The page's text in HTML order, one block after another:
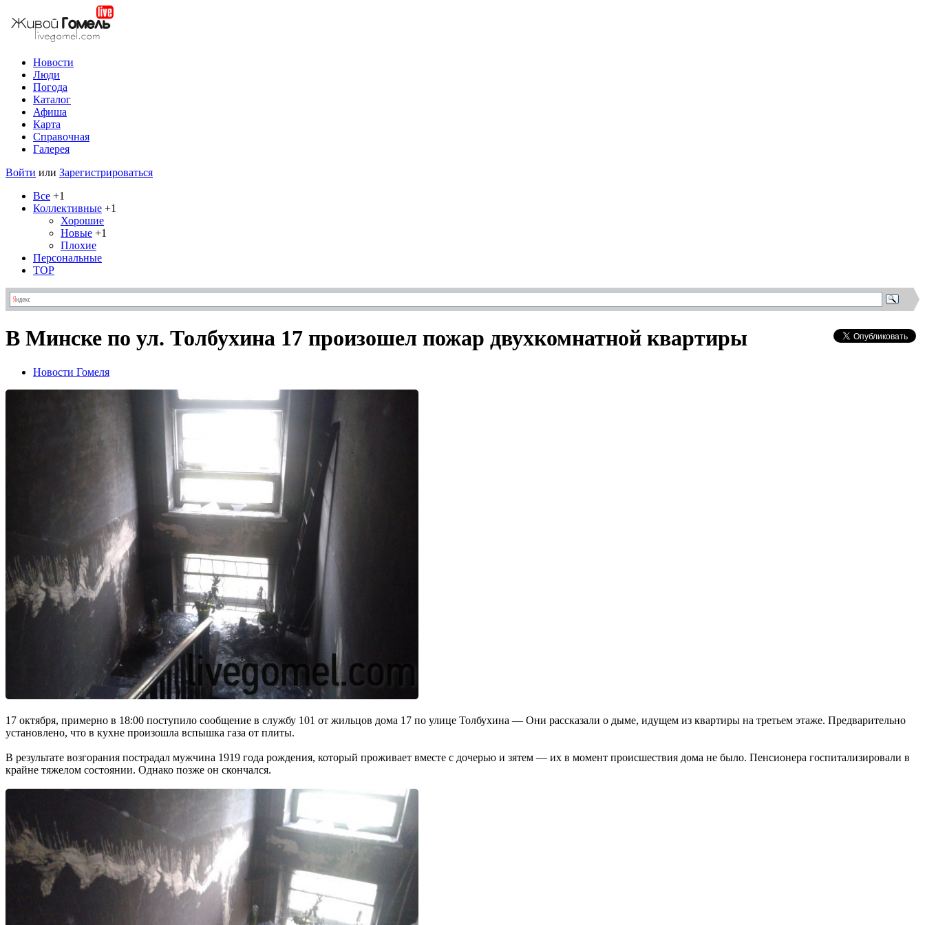
Новости
Люди
Погода
Каталог
Афиша
Карта
Справочная
Галерея
Войти или Зарегистрироваться
Все +1
Коллективные +1
Хорошие
Новые +1
Плохие
Персональные
TOP
В Минске по ул. Толбухина 17 произошел пожар двухкомнатной квартиры
Новости Гомеля
17 октября, примерно в 18:00 поступило сообщение в службу 101 от жильцов дома 17 по улице Толбухина — Они рассказали о дыме, идущем из квартиры на третьем этаже. Предварительно
установлено, что в кухне произошла вспышка газа от плиты.
В результате возгорания пострадал мужчина 1919 года рождения, который проживает вместе с дочерью и зятем — их в момент происшествия дома не было. Пенсионера госпитализировали в
крайне тяжелом состоянии. Однако позже он скончался.